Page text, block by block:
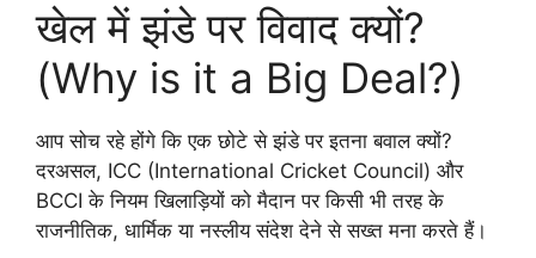
खेल में झंडे पर विवाद क्यों?
(Why is it a Big Deal?)
आप सोच रहे होंगे कि एक छोटे से झंडे पर इतना बवाल क्यों?
दरअसल, ICC (International Cricket Council) और
BCCI के नियम खिलाड़ियों को मैदान पर किसी भी तरह के
राजनीतिक, धार्मिक या नस्लीय संदेश देने से सख्त मना करते हैं।